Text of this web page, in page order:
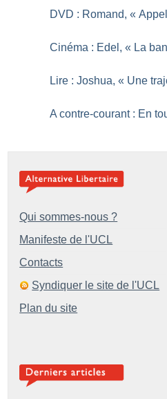
DVD : Romand, «
Cinéma : Edel, « La
Lire : Joshua, « Une
A contre-courant : En
Qui sommes-nous ?
Manifeste de l'UCL
Contacts
Syndiquer le site de l'UCL
Plan du site